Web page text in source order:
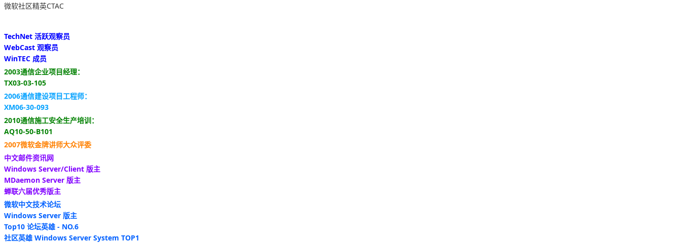
微软社区精英CTAC
TechNet 活跃观察员
WebCast 观察员
WinTEC 成员
2003通信企业项目经理：
TX03-03-105
2006通信建设项目工程师：
XM06-30-093
2010通信施工安全生产培训：
AQ10-50-B101
2007微软金牌讲师大众评委
中文邮件资讯网
Windows Server/Client 版主
MDaemon Server 版主
蝉联六届优秀版主
微软中文技术论坛
Windows Server 版主
Top10 论坛英雄 - NO.6
社区英雄 Windows Server System TOP1